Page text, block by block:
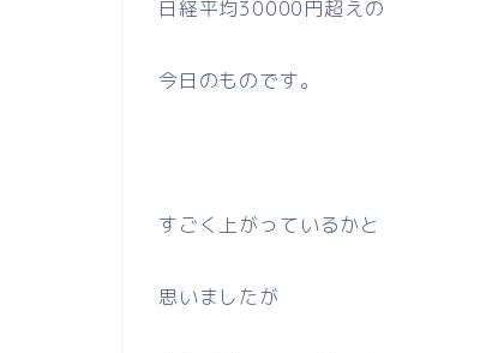
日経平均30000円超えの
今日のものです。
すごく上がっているかと
思いましたが